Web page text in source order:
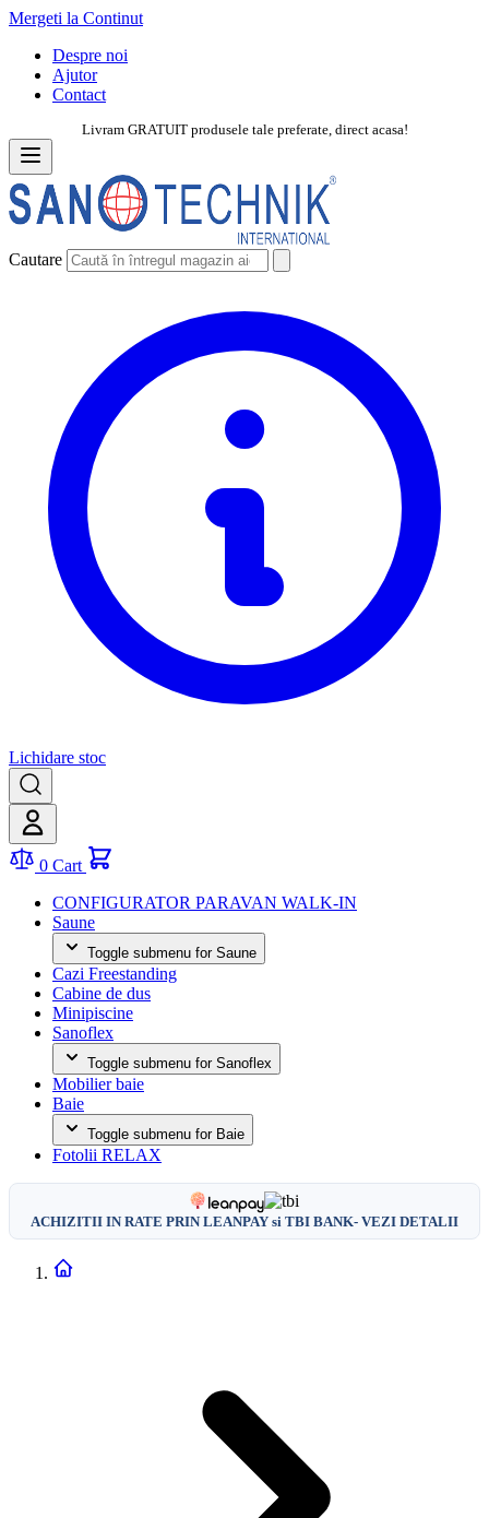
Mergeti la Continut
Despre noi
Ajutor
Contact
Livram GRATUIT produsele tale preferate, direct acasa!
Cautare
Lichidare stoc
0 Cart
CONFIGURATOR PARAVAN WALK-IN
Saune
Toggle submenu for Saune
Cazi Freestanding
Cabine de dus
Minipiscine
Sanoflex
Toggle submenu for Sanoflex
Mobilier baie
Baie
Toggle submenu for Baie
Fotolii RELAX
ACHIZITII IN RATE PRIN LEANPAY si TBI BANK- VEZI DETALII